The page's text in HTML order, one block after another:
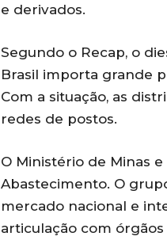
e derivados.
Segundo o Recap, o
Brasil importa grande
Com a situação, as
redes de postos.
O Ministério de Minas
Abastecimento. O
mercado nacional e
articulação com